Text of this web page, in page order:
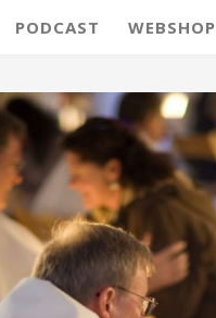
PODCAST WEBSHOP